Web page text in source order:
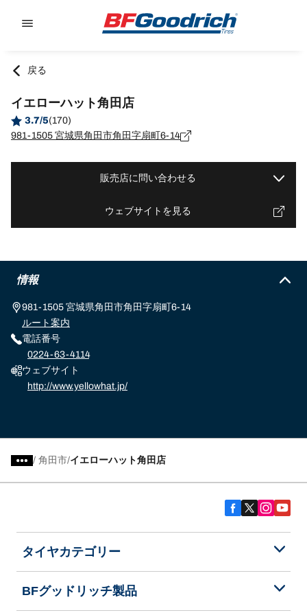
戻る
イエローハット角田店
3.7/5(170)
981-1505 宮城県角田市角田字扇町6-14
販売店に問い合わせる
ウェブサイトを見る
情報
981-1505 宮城県角田市角田字扇町6-14
ルート案内
電話番号
0224-63-4114
ウェブサイト
http://www.yellowhat.jp/
/ 角田市 イエローハット角田店
タイヤカテゴリー
BFグッドリッチ製品